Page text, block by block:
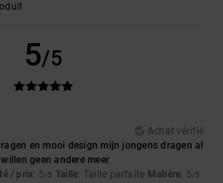
5/5
Achat vérifié
en mooi design mijn jongens dragen al
geen andere meer
/ prix: 5/5 Taille: Taille parfaite Matière: 5/5